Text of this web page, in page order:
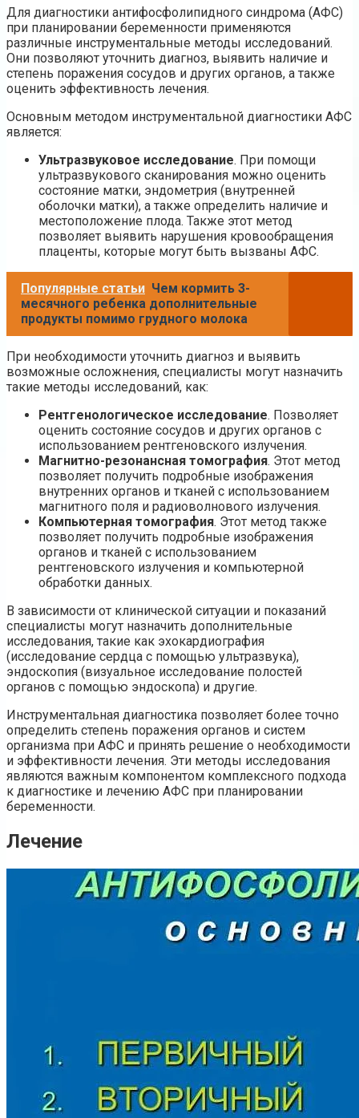
Для диагностики антифосфолипидного синдрома (АФС)
при планировании беременности применяются
различные инструментальные методы исследований.
Они позволяют уточнить диагноз, выявить наличие и
степень поражения сосудов и других органов, а также
оценить эффективность лечения.
Основным методом инструментальной диагностики АФС
является:
Ультразвуковое исследование. При помощи
ультразвукового сканирования можно оценить
состояние матки, эндометрия (внутренней
оболочки матки), а также определить наличие и
местоположение плода. Также этот метод
позволяет выявить нарушения кровообращения
плаценты, которые могут быть вызваны АФС.
Популярные статьи Чем кормить 3-
месячного ребенка дополнительные
продукты помимо грудного молока
При необходимости уточнить диагноз и выявить
возможные осложнения, специалисты могут назначить
такие методы исследований, как:
Рентгенологическое исследование. Позволяет
оценить состояние сосудов и других органов с
использованием рентгеновского излучения.
Магнитно-резонансная томография. Этот метод
позволяет получить подробные изображения
внутренних органов и тканей с использованием
магнитного поля и радиоволнового излучения.
Компьютерная томография. Этот метод также
позволяет получить подробные изображения
органов и тканей с использованием
рентгеновского излучения и компьютерной
обработки данных.
В зависимости от клинической ситуации и показаний
специалисты могут назначить дополнительные
исследования, такие как эхокардиография
(исследование сердца с помощью ультразвука),
эндоскопия (визуальное исследование полостей
органов с помощью эндоскопа) и другие.
Инструментальная диагностика позволяет более точно
определить степень поражения органов и систем
организма при АФС и принять решение о необходимости
и эффективности лечения. Эти методы исследования
являются важным компонентом комплексного подхода
к диагностике и лечению АФС при планировании
беременности.
Лечение